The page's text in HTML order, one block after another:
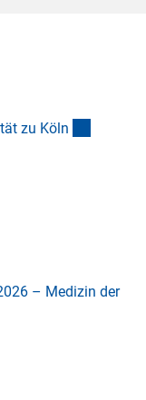
zu Köln
– Medizin der